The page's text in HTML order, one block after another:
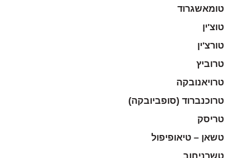
טומאשגרוד
טוצ'ין
טורצ'ין
טרוביץ
טרויאנובקה
טרוכנברוד (סופביובקה)
טריסק
טשאן – טיאופיפול
טשרניחוב